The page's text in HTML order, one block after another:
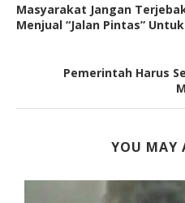
Masyarakat Jangan
Menjual “Jalan Pintas”
Pemerintah Harus
YOU MAY